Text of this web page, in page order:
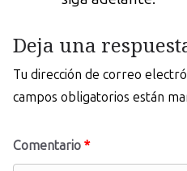
Deja una
Tu dirección de correo
campos obligatorios están
Comentario *